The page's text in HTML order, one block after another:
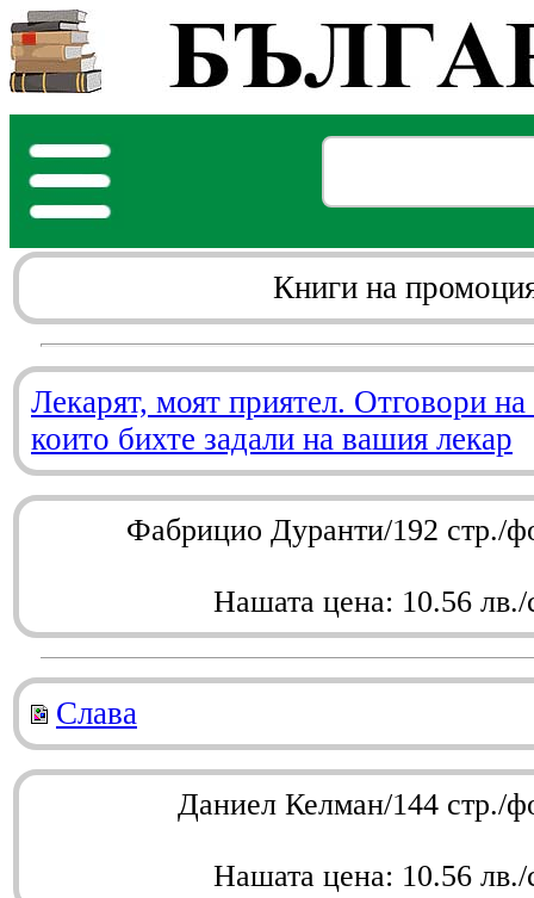
Книги на
Лекарят, моят приятел. Отговори
които бихте задали на вашия лекар
Фабрицио Дуранти/192 стр./
Нашата цена: 10.56 лв./
Слава
Даниел Келман/144 стр./
Нашата цена: 10.56 лв./